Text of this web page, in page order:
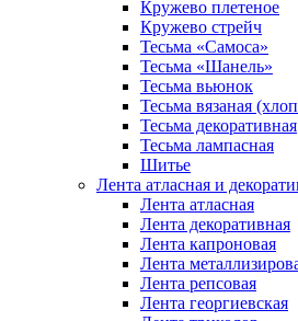
Кружево плетеное
Кружево стрейч
Тесьма «Самоса»
Тесьма «Шанель»
Тесьма вьюнок
Тесьма вязаная
Тесьма декоративная
Тесьма лампасная
Шитье
Лента атласная и
Лента атласная
Лента декоративная
Лента капроновая
Лента
Лента репсовая
Лента георгиевская